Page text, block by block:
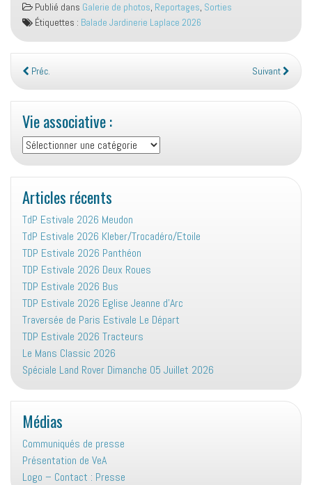
Publié dans Galerie de photos, Reportages, Sorties
Étiquettes : Balade Jardinerie Laplace 2026
Préc. Suivant
Vie associative :
Vie
associative
:
Articles récents
TdP Estivale 2026 Meudon
TdP Estivale 2026 Kleber/Trocadéro/Etoile
TDP Estivale 2026 Panthéon
TDP Estivale 2026 Deux Roues
TDP Estivale 2026 Bus
TDP Estivale 2026 Eglise Jeanne d’Arc
Traversée de Paris Estivale Le Départ
TDP Estivale 2026 Tracteurs
Le Mans Classic 2026
Spéciale Land Rover Dimanche 05 Juillet 2026
Médias
Communiqués de presse
Présentation de VeA
Logo – Contact : Presse